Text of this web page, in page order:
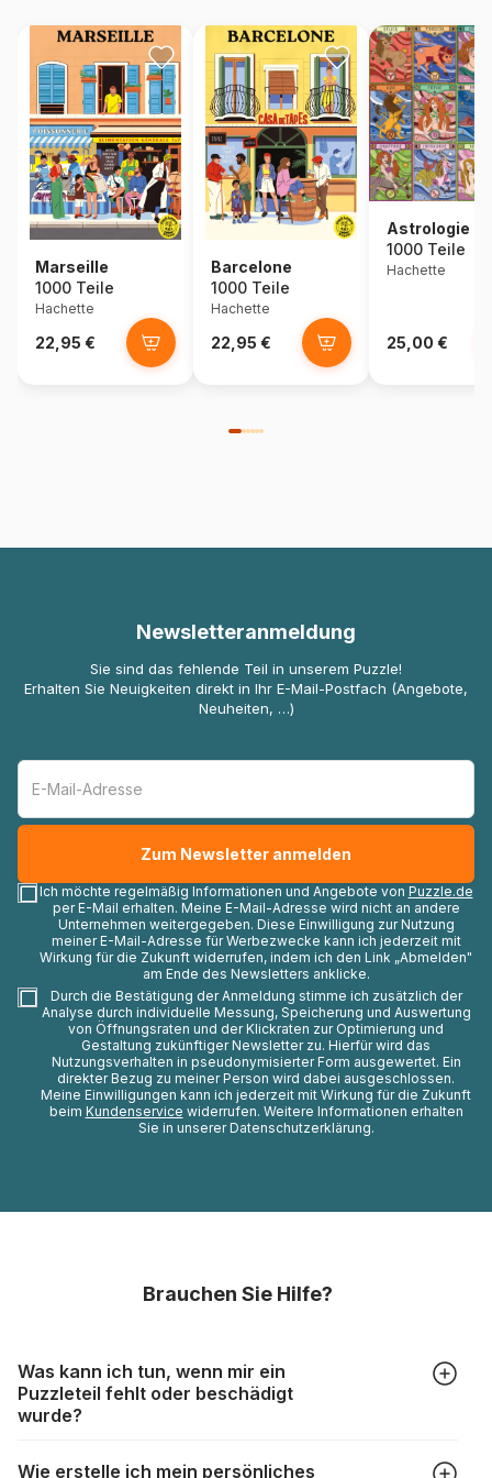
Marseille
1000 Teile
Hachette
22,95 €
Barcelone
1000 Teile
Hachette
22,95 €
Astrologie
1000 Teile
Hachette
25,00 €
Newsletteranmeldung
Sie sind das fehlende Teil in unserem Puzzle!
Erhalten Sie Neuigkeiten direkt in Ihr E-Mail-Postfach (Angebote,
Neuheiten, …)
Ich möchte regelmäßig Informationen und Angebote von Puzzle.de
per E-Mail erhalten. Meine E-Mail-Adresse wird nicht an andere
Unternehmen weitergegeben. Diese Einwilligung zur Nutzung
meiner E-Mail-Adresse für Werbezwecke kann ich jederzeit mit
Wirkung für die Zukunft widerrufen, indem ich den Link „Abmelden"
am Ende des Newsletters anklicke.
Durch die Bestätigung der Anmeldung stimme ich zusätzlich der
Analyse durch individuelle Messung, Speicherung und Auswertung
von Öffnungsraten und der Klickraten zur Optimierung und
Gestaltung zukünftiger Newsletter zu. Hierfür wird das
Nutzungsverhalten in pseudonymisierter Form ausgewertet. Ein
direkter Bezug zu meiner Person wird dabei ausgeschlossen.
Meine Einwilligungen kann ich jederzeit mit Wirkung für die Zukunft
beim Kundenservice widerrufen. Weitere Informationen erhalten
Sie in unserer Datenschutzerklärung.
Brauchen Sie Hilfe?
Was kann ich tun, wenn mir ein
Puzzleteil fehlt oder beschädigt
wurde?
Wie erstelle ich mein persönliches